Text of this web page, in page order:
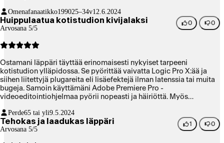
Omenafanaatikko199025–34v12.6.2024
Huippulaatua kotistudion kivijalaksi
Arvosana 5/5
0 0
Ostamani läppäri täyttää erinomaisesti nykyiset tarpeeni
kotistudion ylläpidossa. Se pyörittää vaivatta Logic Pro X:ää ja
siihen liitettyjä plugareita eli lisäefektejä ilman latenssia tai muita
bugeja. Samoin käyttämäni Adobe Premiere Pro -
videoeditointiohjelmaa pyörii nopeasti ja häiriöttä. Myös
TimeMachine-varmuuskopiolta uudelle koneelle sujui
vaivattomasti. Tosin uuden koneen Applen oman sirun vuoksi
jouduin asentamaan osan Adoben ohjelmista uudelleen. Sama
Perde65 tai yli9.5.2024
Tehokas ja laadukas läppäri
Arvosana 5/5
1 0